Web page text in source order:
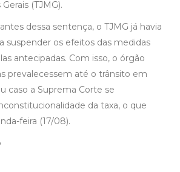
(TJMG).
dessa sentença, o TJMG já havia
suspender os efeitos das medidas
antecipadas. Com isso, o órgão
prevalecessem até o trânsito em
caso a Suprema Corte se
da taxa, o que
feira (17/08).